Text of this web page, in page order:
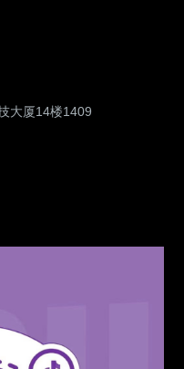
大厦14楼1409